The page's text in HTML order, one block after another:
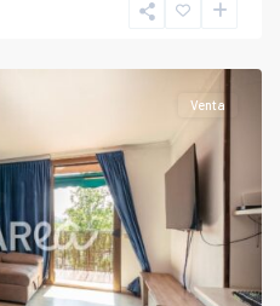
Venta